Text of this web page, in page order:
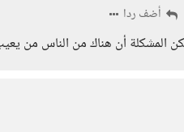
أضف ردا
المشكلة أن هناك من الناس من